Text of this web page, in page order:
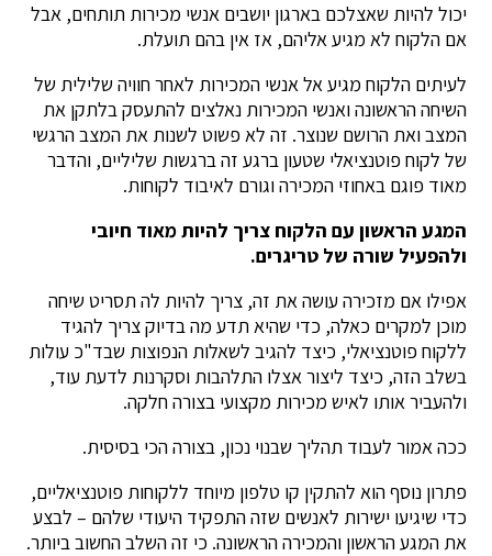
יכול להיות שאצלכם בארגון יושבים אנשי מכירות תותחים, אבל
אם הלקוח לא מגיע אליהם, אז אין בהם תועלת.
לעיתים הלקוח מגיע אל אנשי המכירות לאחר חוויה שלילית של
השיחה הראשונה ואנשי המכירות נאלצים להתעסק בלתקן את
המצב ואת הרושם שנוצר. זה לא פשוט לשנות את המצב הרגשי
של לקוח פוטנציאלי שטעון ברגע זה ברגשות שליליים, והדבר
מאוד פוגם באחוזי המכירה וגורם לאיבוד לקוחות.
המגע הראשון עם הלקוח צריך להיות מאוד חיובי
ולהפעיל שורה של טריגרים.
אפילו אם מזכירה עושה את זה, צריך להיות לה תסריט שיחה
מוכן למקרים כאלה, כדי שהיא תדע מה בדיוק צריך להגיד
ללקוח פוטנציאלי, כיצד להגיב לשאלות הנפוצות שבד"כ עולות
בשלב הזה, כיצד ליצור אצלו התלהבות וסקרנות לדעת עוד,
ולהעביר אותו לאיש מכירות מקצועי בצורה חלקה.
ככה אמור לעבוד תהליך שבנוי נכון, בצורה הכי בסיסית.
פתרון נוסף הוא להתקין קו טלפון מיוחד ללקוחות פוטנציאליים,
כדי שיגיעו ישירות לאנשים שזה התפקיד היעודי שלהם – לבצע
את המגע הראשון והמכירה הראשונה. כי זה השלב החשוב ביותר.